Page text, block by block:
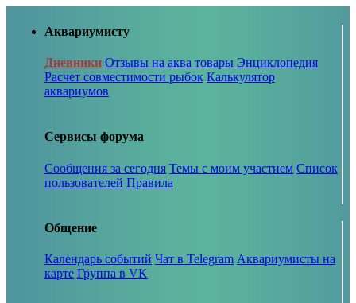
Аквариумисту
Дневники Отзывы на аква товары Энциклопедия
Расчет совместимости рыбок Калькулятор
аквариумов
Сервисы форума
Сообщения за сегодня Темы с моим участием Список
пользователей Правила
Общение
Календарь событий Чат в Telegram Аквариумисты на
карте Группа в VK